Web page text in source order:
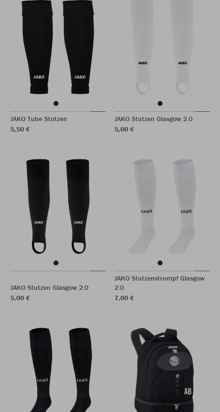
JAKO Tube Stutzen
5,50 €
JAKO Stutzen Glasgow 2.0
5,00 €
JAKO Stutzen Glasgow 2.0
5,00 €
JAKO Stutzenstrumpf Glasgow
2.0
7,00 €